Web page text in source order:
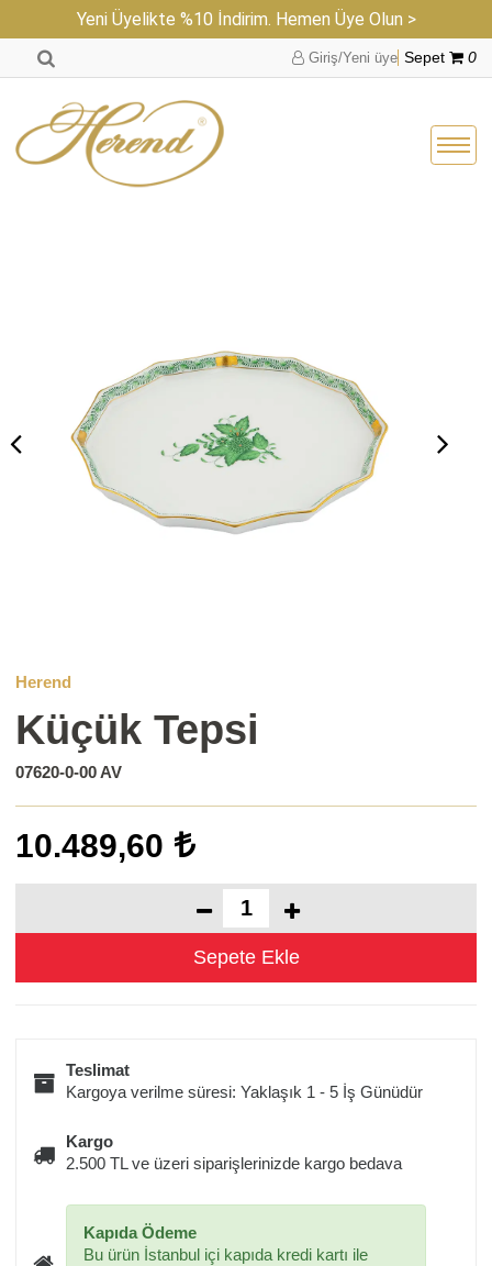
Yeni Üyelikte %10 İndirim. Hemen Üye Olun >
Giriş/Yeni üye Sepet 0
Herend
Küçük Tepsi
07620-0-00 AV
10.489,60
Teslimat
Kargoya verilme süresi: Yaklaşık 1 - 5 İş Günüdür
Kargo
2.500 TL ve üzeri siparişlerinizde kargo bedava
Kapıda Ödeme
Bu ürün İstanbul içi kapıda kredi kartı ile